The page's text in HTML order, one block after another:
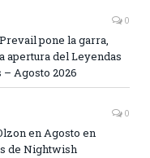
0
pone la garra,
apertura del Leyendas
Agosto 2026
0
en Agosto en
de Nightwish